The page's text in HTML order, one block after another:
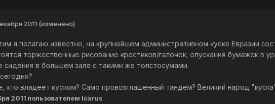
2011 (изменено)
я полагаю известно, на крупнейшем административном куске Евразии
торжественные рисование крестиков/галочек, опускания бумажек в
сидения в большем зале с такими же толстосумами.
кто владеет куском? Само провозглашенный тандем? Великий народ
2011 пользователем Icarus